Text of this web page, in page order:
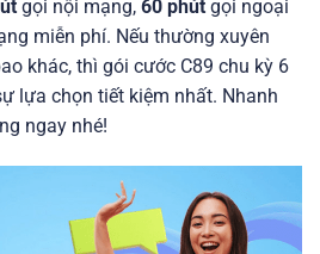
gọi nội mạng, 60 phút gọi ngoại
miễn phí. Nếu thường xuyên
khác, thì gói cước C89 chu kỳ 6
lựa chọn tiết kiệm nhất. Nhanh
ngay nhé!